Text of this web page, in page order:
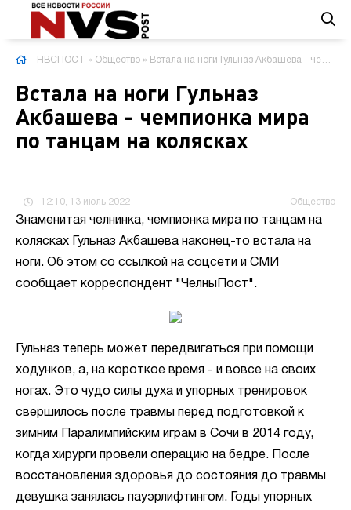
НВСПОСТ » Общество » Встала на ноги Гульназ Акбашева - чемпионка мира по танцам на колясках
Встала на ноги Гульназ
Акбашева - чемпионка мира
по танцам на колясках
12:10, 13 июль 2022 Общество
Знаменитая челнинка, чемпионка мира по танцам на
колясках Гульназ Акбашева наконец-то встала на
ноги. Об этом со ссылкой на соцсети и СМИ
сообщает корреспондент "ЧелныПост".
Гульназ теперь может передвигаться при помощи
ходунков, а, на короткое время - и вовсе на своих
ногах. Это чудо силы духа и упорных тренировок
свершилось после травмы перед подготовкой к
зимним Паралимпийским играм в Сочи в 2014 году,
когда хирурги провели операцию на бедре. После
восстановления здоровья до состояния до травмы
девушка занялась пауэрлифтингом. Годы упорных